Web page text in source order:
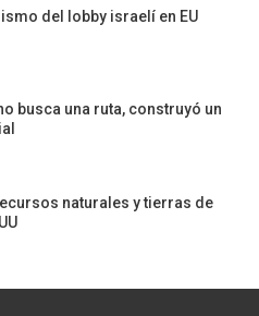
del lobby israelí en EU
busca una ruta, construyó un
naturales y tierras de